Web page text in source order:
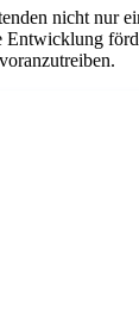
nicht nur